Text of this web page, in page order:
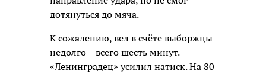
дотянуться до мяча.
К сожалению, вел в счёте выборжцы
недолго – всего шесть минут.
«Ленинградец» усилил натиск. На 80